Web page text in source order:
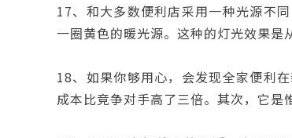
17、和大多数便利店采用一种光源不
一圈黄色的暖光源。这种的灯光效果是
18、如果你够用心，会发现全家便利
成本比竞争对手高了三倍。其次，它是